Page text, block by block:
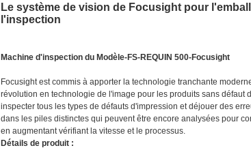
Le système de vision de Focusight pour
l'inspection
Machine d'inspection du Modèle-FS-REQUIN 500-Focusight
Focusight est commis à apporter la technologie tranchante
révolution en technologie de l'image pour les produits sans défaut
inspecter tous les types de défauts d'impression et déjouer des
dans les piles distinctes qui peuvent être encore analysées pour
en augmentant vérifiant la vitesse et le processus.
Détails de produit :